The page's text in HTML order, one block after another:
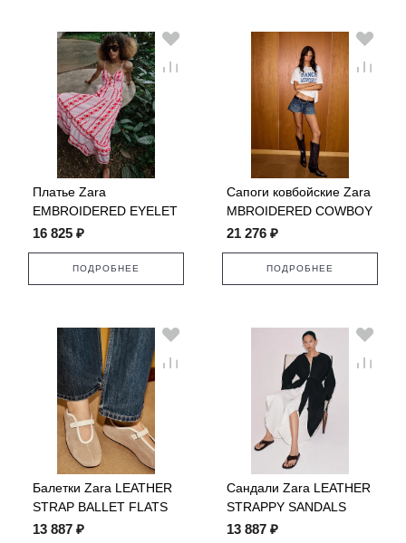
Платье Zara
EMBROIDERED EYELET
MIDI
16 825 ₽
ПОДРОБНЕЕ
Сапоги ковбойские Zara
MBROIDERED COWBOY
21 276 ₽
ПОДРОБНЕЕ
Балетки Zara LEATHER
STRAP BALLET FLATS
13 887 ₽
Сандали Zara LEATHER
STRAPPY SANDALS
13 887 ₽